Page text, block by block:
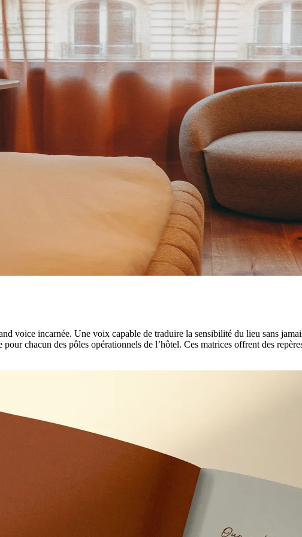
voice incarnée. Une voix capable de traduire la sensibilité du lieu sans
chacun des pôles opérationnels de l’hôtel. Ces matrices offrent des